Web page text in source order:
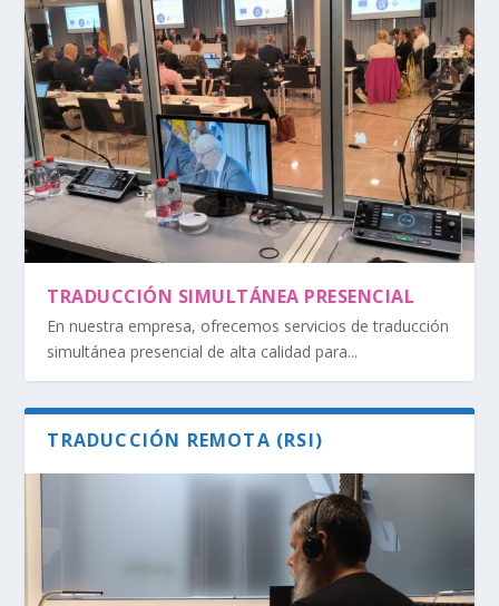
TRADUCCIÓN SIMULTÁNEA PRESENCIAL
En nuestra empresa, ofrecemos servicios de traducción
simultánea presencial de alta calidad para...
TRADUCCIÓN REMOTA (RSI)